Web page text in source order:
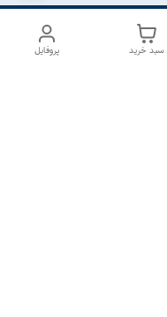
پروفایل سبد خرید